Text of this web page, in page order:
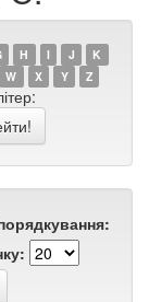
H I J
K
W X Y Z